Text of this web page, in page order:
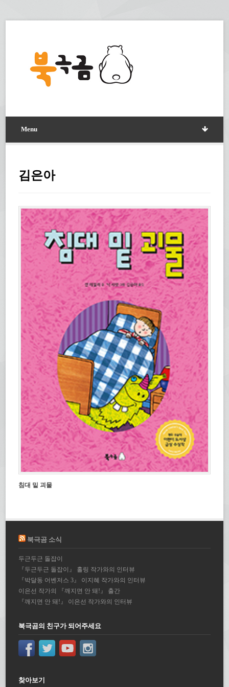
Menu
김은아
침대 밑 괴물
북극곰 소식
두근두근 돌잡이
『두근두근 돌잡이』 홀링 작가와의 인터뷰
『박달동 어벤저스 3』 이지혜 작가와의 인터뷰
이은선 작가의 『깨지면 안 돼!』 출간
『깨지면 안 돼!』 이은선 작가와의 인터뷰
북극곰의 친구가 되어주세요
찾아보기